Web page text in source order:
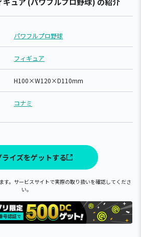
パワフルプロ野球
フィギュア
H100×W120×D110mm
コナミ
ライズをゲットする
。サービスサイトで実際の取り扱いを確認してくださ
い。